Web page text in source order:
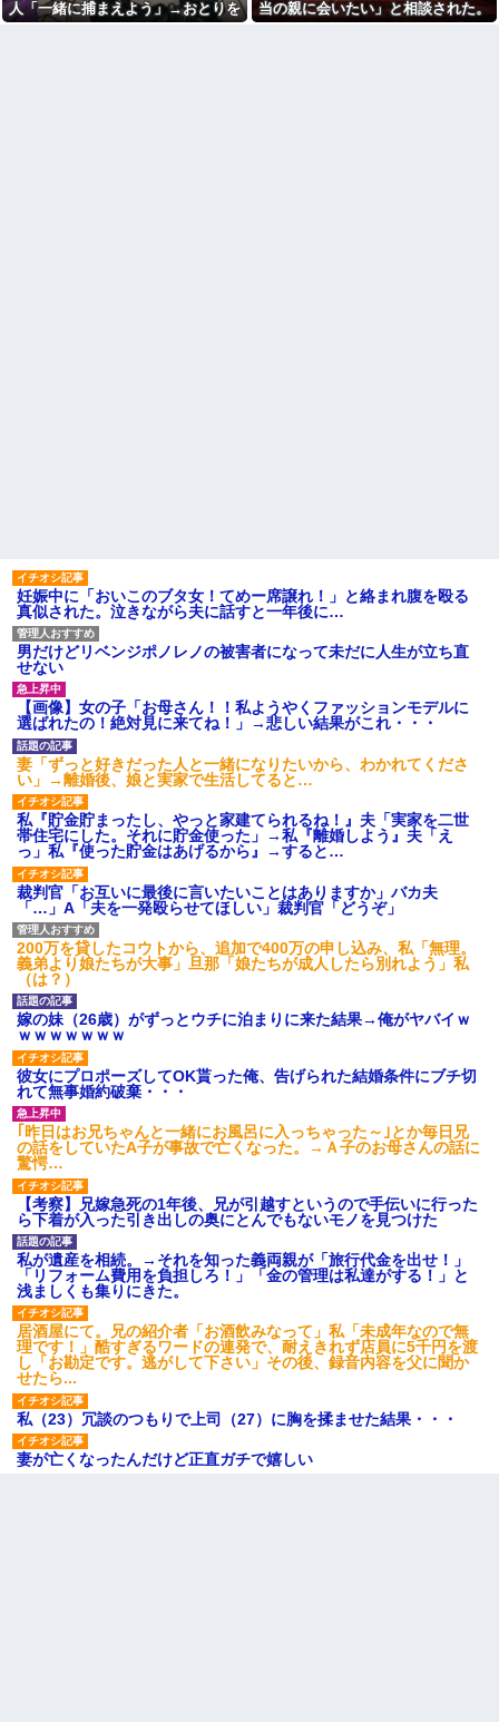
1、2年生の間で欠席者が多数
は出てけ！二度と来るな！」結
果・・・
私「初めて飲む味だけどなん
のお茶？」彼「ちっ！」私「」
【GIF】JSのカンチョーワロ
タ
後続車にクラクションを鳴ら
され彼氏が逆切れ。「何クラク
ション鳴らしてんだ！降りてこ
いよ！」と怒鳴りだし...
【衝撃】報酬100万円超の治験
募集がこちらｗｗｗｗｗ(※画像
あり)
【ネット騒然】惨殺されたタ
ワマン頂き女子のこの動画、す
げえええええｗｗｗｗｗｗｗｗ
ｗｗｗ
【愕然】白のクラウン俺氏、
高速道路左車線を制限速度で走
った結果wwwwwwwwwwww
百年の恋12-899 食べた量を
張り合ってくる
【悲報】佐藤輝明・・・２軍
でも盛大にやらかす←あまり悲
しませないでくれ
【腹筋崩壊】見た瞬間吹いた
人「一緒に捕まえよう」→おとりを
当の親に会いたい」と相談された。
妊娠中に「おいこのブタ女！てめー席譲れ！」と絡まれ腹を殴る
真似された。泣きながら夫に話すと一年後に…
男だけどリベンジポノレノの被害者になって未だに人生が立ち直
せない
【画像】女の子「お母さん！！私ようやくファッションモデルに
選ばれたの！絶対見に来てね！」→悲しい結果がこれ・・・
妻「ずっと好きだった人と一緒になりたいから、わかれてくださ
い」→離婚後、娘と実家で生活してると…
私『貯金貯まったし、やっと家建てられるね！』夫「実家を二世
帯住宅にした。それに貯金使った」→私『離婚しよう』夫「え
っ」私『使った貯金はあげるから』→すると…
裁判官「お互いに最後に言いたいことはありますか」バカ夫
「…」A「夫を一発殴らせてほしい」裁判官「どうぞ」
200万を貸したコウトから、追加で400万の申し込み、私「無理。
義弟より娘たちが大事」旦那「娘たちが成人したら別れよう」私
（は？）
嫁の妹（26歳）がずっとウチに泊まりに来た結果→俺がヤバイｗ
ｗｗｗｗｗｗｗ
彼女にプロポーズしてOK貰った俺、告げられた結婚条件にブチ切
れて無事婚約破棄・・・
｢昨日はお兄ちゃんと一緒にお風呂に入っちゃった～｣とか毎日兄
の話をしていたA子が事故で亡くなった。→Ａ子のお母さんの話に
驚愕…
【考察】兄嫁急死の1年後、兄が引越すというので手伝いに行った
ら下着が入った引き出しの奥にとんでもないモノを見つけた
私が遺産を相続。→それを知った義両親が「旅行代金を出せ！」
「リフォーム費用を負担しろ！」「金の管理は私達がする！」と
浅ましくも集りにきた。
居酒屋にて。兄の紹介者「お酒飲みなって」私「未成年なので無
理です！」酷すぎるワードの連発で、耐えきれず店員に5千円を渡
し「お勘定です。逃がして下さい」その後、録音内容を父に聞か
せたら...
私（23）冗談のつもりで上司（27）に胸を揉ませた結果・・・
妻が亡くなったんだけど正直ガチで嬉しい